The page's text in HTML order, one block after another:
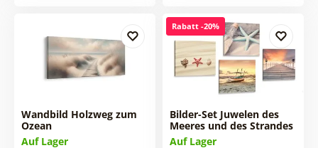
Wandbild Holzweg zum
Ozean
Auf Lager
Rabatt -20%
Bilder-Set Juwelen des
Meeres und des Strandes
Auf Lager